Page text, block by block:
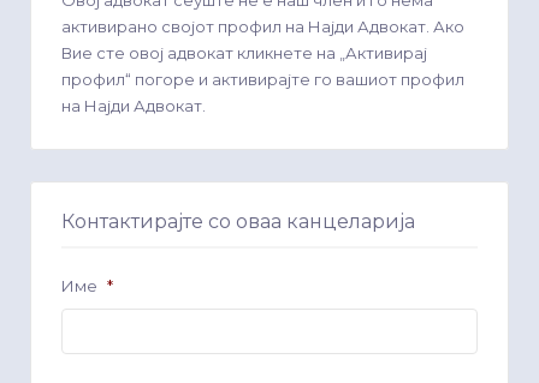
активирано својот профил на Најди Адвокат. Ако
Вие сте овој адвокат кликнете на „Активирај
профил“ погоре и активирајте го вашиот профил
на Најди Адвокат.
Контактирајте со оваа канцеларија
Име *